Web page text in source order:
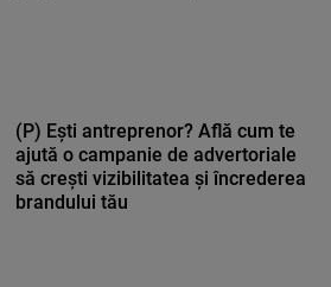
(P) Ești antreprenor? Află cum te
ajută o campanie de advertoriale
să crești vizibilitatea și încrederea
brandului tău